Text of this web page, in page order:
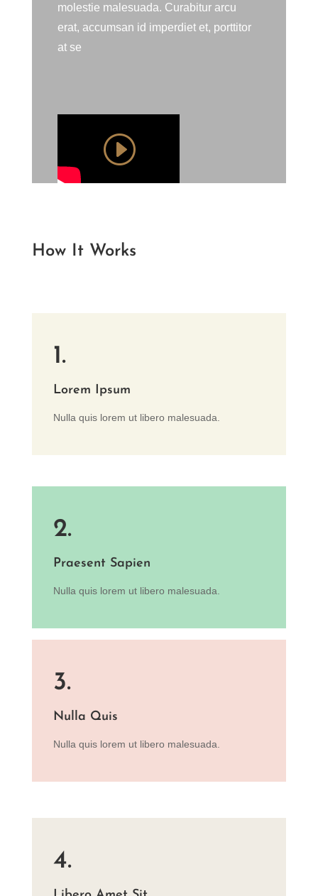
molestie malesuada. Curabitur arcu
erat, accumsan id imperdiet et, porttitor
at se
How It Works
1.
Lorem Ipsum
Nulla quis lorem ut libero malesuada.
2.
Praesent Sapien
Nulla quis lorem ut libero malesuada.
3.
Nulla Quis
Nulla quis lorem ut libero malesuada.
4.